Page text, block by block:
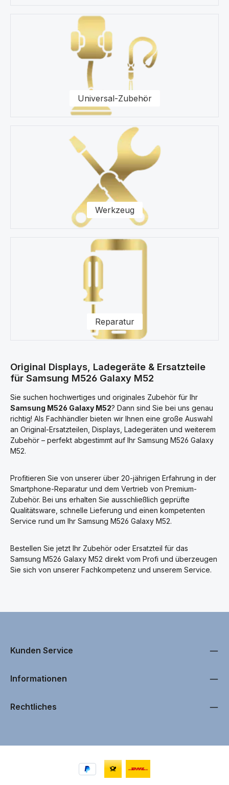
Universal-Zubehör
Werkzeug
Reparatur
Original Displays, Ladegeräte & Ersatzteile
für Samsung M526 Galaxy M52
Sie suchen hochwertiges und originales Zubehör für Ihr
Samsung M526 Galaxy M52? Dann sind Sie bei uns genau
richtig! Als Fachhändler bieten wir Ihnen eine große Auswahl
an Original-Ersatzteilen, Displays, Ladegeräten und weiterem
Zubehör – perfekt abgestimmt auf Ihr Samsung M526 Galaxy
M52.
Profitieren Sie von unserer über 20-jährigen Erfahrung in der
Smartphone-Reparatur und dem Vertrieb von Premium-
Zubehör. Bei uns erhalten Sie ausschließlich geprüfte
Qualitätsware, schnelle Lieferung und einen kompetenten
Service rund um Ihr Samsung M526 Galaxy M52.
Bestellen Sie jetzt Ihr Zubehör oder Ersatzteil für das
Samsung M526 Galaxy M52 direkt vom Profi und überzeugen
Sie sich von unserer Fachkompetenz und unserem Service.
Kunden Service
Informationen
Rechtliches